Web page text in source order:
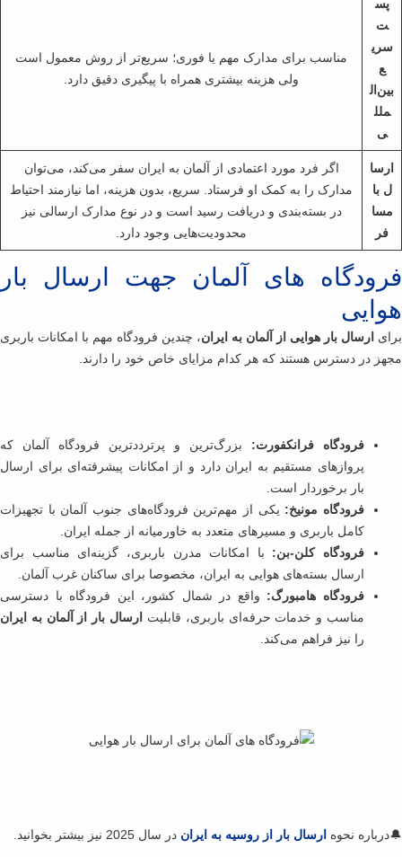
پس
ت
ملل
ی
مناسب برای مدارک مهم یا فوری؛ سریع‌تر از روش معمول است
ولی هزینه بیشتری همراه با پیگیری دقیق دارد.
ل با
فر
اگر فرد مورد اعتمادی از آلمان به ایران سفر می‌کند، می‌توان
مدارک را به کمک او فرستاد. سریع، بدون هزینه، اما نیازمند احتیاط
در بسته‌بندی و دریافت رسید است و در نوع مدارک ارسالی نیز
محدودیت‌هایی وجود دارد.
های آلمان جهت ارسال بار
ارسال بار هوایی از آلمان به ایران ، چندین فرودگاه مهم با امکانات باربری
در دسترس هستند که هر کدام مزایای خاص خود را دارند.
فرودگاه فرانکفورت:بزرگ‌ترین و پرترددترین فرودگاه آلمان که
پروازهای مستقیم به ایران دارد و از امکانات پیشرفته‌ای برای ارسال
بار برخوردار است.
فرودگاه مونیخ:یکی از مهم‌ترین فرودگاه‌های جنوب آلمان با تجهیزات
کامل باربری و مسیرهای متعدد به خاورمیانه از جمله ایران.
فرودگاه کلن-بن:با امکانات مدرن باربری، گزینه‌ای مناسب برای
ارسال بسته‌های هوایی به ایران، مخصوصا برای ساکنان غرب آلمان.
فرودگاه هامبورگ:واقع در شمال کشور، این فرودگاه با دسترسی
مناسب و خدمات حرفه‌ای باربری، قابلیتارسال بار از آلمان به ایران
را نیز فراهم می‌کند.
نحوهارسال بار از روسیه به ایران در سال 2025 نیز بیشتر بخوانید.